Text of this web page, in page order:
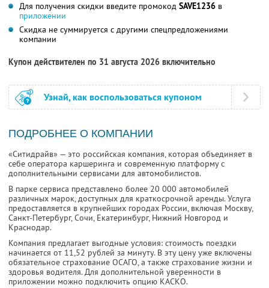
Для получения скидки введите промокод SAVE1236 в
приложении
Скидка не суммируется с другими спецпредложениями
компании
Купон действителен по 31 августа 2026 включительно
Узнай, как воспользоваться купоном
ПОДРОБНЕЕ О КОМПАНИИ
«Ситидрайв» — это российская компания, которая объединяет в
себе оператора каршеринга и современную платформу с
дополнительными сервисами для автомобилистов.
В парке сервиса представлено более 20 000 автомобилей
различных марок, доступных для краткосрочной аренды. Услуга
предоставляется в крупнейших городах России, включая Москву,
Санкт-Петербург, Сочи, Екатеринбург, Нижний Новгород и
Краснодар.
Компания предлагает выгодные условия: стоимость поездки
начинается от 11,52 рублей за минуту. В эту цену уже включены
обязательное страхование ОСАГО, а также страхование жизни и
здоровья водителя. Для дополнительной уверенности в
приложении можно подключить опцию КАСКО.